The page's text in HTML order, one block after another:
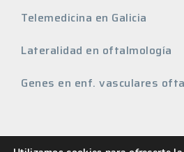
Telemedicina en Galicia
Lateralidad en oftalmología
Genes en enf. vasculares